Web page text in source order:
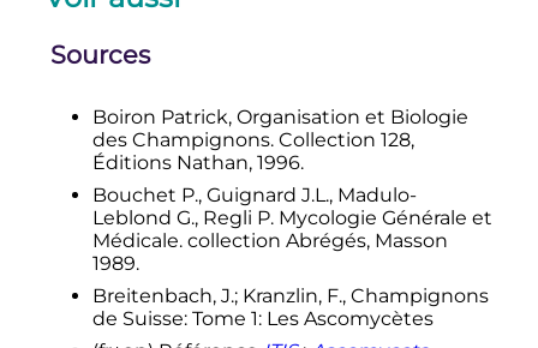
Hestmark
A.Humber
Kurtzman, Karl-HenrikLarsson,
RobertLichtwardt, JoyceLongcore
JolantaMiadlikowski Miller
Moncalvo
Standridge, FranzOberwinkler,
ErastParmasto, ValerieReeb, Jack
D.Rogers, ClaudeRoux, Leif
Ryvarden
ArthurSchüßler, JuntaSujiyama, R.
GregThorn, Leif Tibell, Wendy A.
Untereiner
, Christopher Walker,
Sources
Boiron Patrick, Organisation et Biologie
des Champignons. Collection 128,
Éditions Nathan, 1996.
Bouchet P., Guignard J.L., Madulo-
Leblond G., Regli P. Mycologie Générale et
Médicale. collection Abrégés, Masson
1989.
Breitenbach, J.; Kranzlin, F., Champignons
de Suisse: Tome 1: Les Ascomycètes